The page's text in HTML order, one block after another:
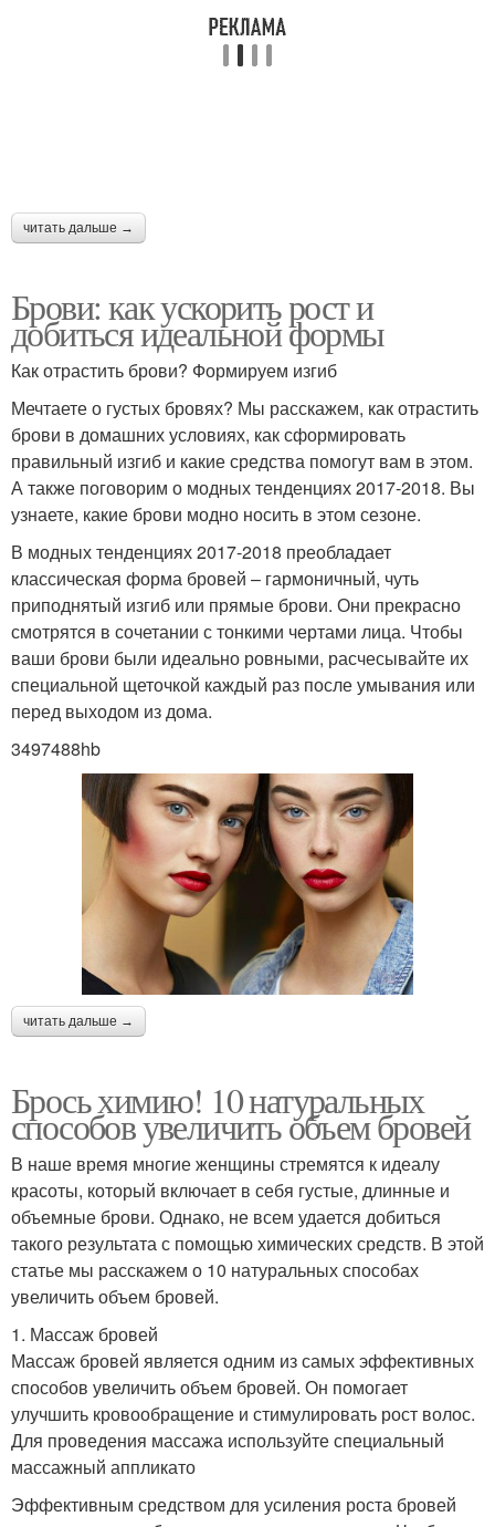
читать дальше →
Брови: как ускорить рост и
добиться идеальной формы
Как отрастить брови? Формируем изгиб
Мечтаете о густых бровях? Мы расскажем, как отрастить
брови в домашних условиях, как сформировать
правильный изгиб и какие средства помогут вам в этом.
А также поговорим о модных тенденциях 2017-2018. Вы
узнаете, какие брови модно носить в этом сезоне.
В модных тенденциях 2017-2018 преобладает
классическая форма бровей – гармоничный, чуть
приподнятый изгиб или прямые брови. Они прекрасно
смотрятся в сочетании с тонкими чертами лица. Чтобы
ваши брови были идеально ровными, расчесывайте их
специальной щеточкой каждый раз после умывания или
перед выходом из дома.
3497488hb
читать дальше →
Брось химию! 10 натуральных
способов увеличить объем бровей
В наше время многие женщины стремятся к идеалу
красоты, который включает в себя густые, длинные и
объемные брови. Однако, не всем удается добиться
такого результата с помощью химических средств. В этой
статье мы расскажем о 10 натуральных способах
увеличить объем бровей.
1. Массаж бровей
Массаж бровей является одним из самых эффективных
способов увеличить объем бровей. Он помогает
улучшить кровообращение и стимулировать рост волос.
Для проведения массажа используйте специальный
массажный аппликато
Эффективным средством для усиления роста бровей